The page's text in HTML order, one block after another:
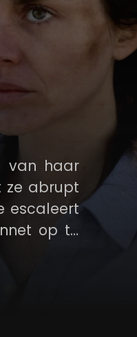
van haar
ze abrupt
escaleert
op te